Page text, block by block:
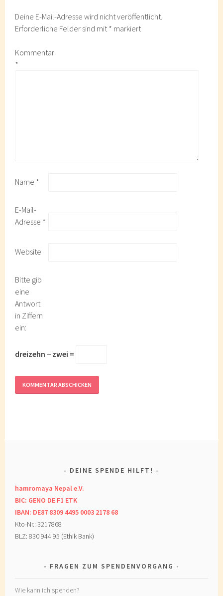
Deine E-Mail-Adresse wird nicht veröffentlicht.
Erforderliche Felder sind mit* markiert
Kommentar
*
Name *
E-Mail-
Adresse *
Website
Bitte gib
eine
Antwort
in Ziffern
ein:
dreizehn − zwei =
DEINE SPENDE HILFT!
hamromaya Nepal e.V.
BIC: GENO DE F1 ETK
IBAN: DE87 8309 4495 0003 2178 68
Kto-Nr.: 3217868
BLZ: 830 944 95 (Ethik Bank)
FRAGEN ZUM SPENDENVORGANG
Wie kann ich spenden?